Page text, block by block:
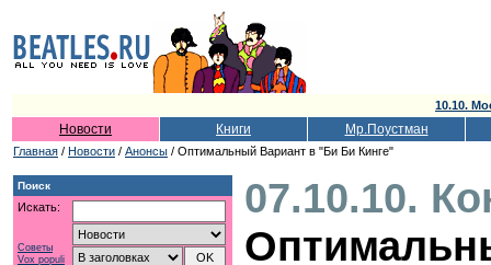
10.10.
Новости Книги Мр.Поустман
Главная / Новости / Анонсы / Оптимальный Вариант в "Би Би Кинге"
Поиск
Искать:
Советы
Vox populi
07.10.10.